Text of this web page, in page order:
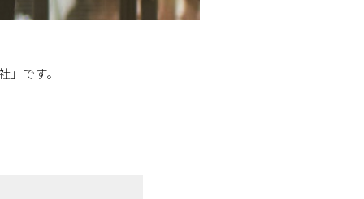
です。